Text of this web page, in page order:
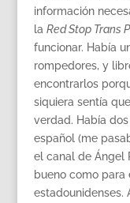
información
la Red Stop Trans
funcionar. Había
rompedores, y
encontrarlos
siquiera sentía
verdad. Había
español (me
el canal de Ángel
bueno como
estadounidenses.